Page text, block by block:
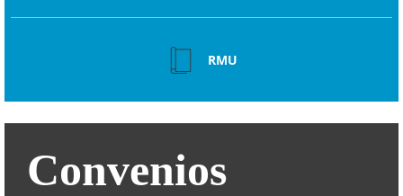
RMU
Convenios